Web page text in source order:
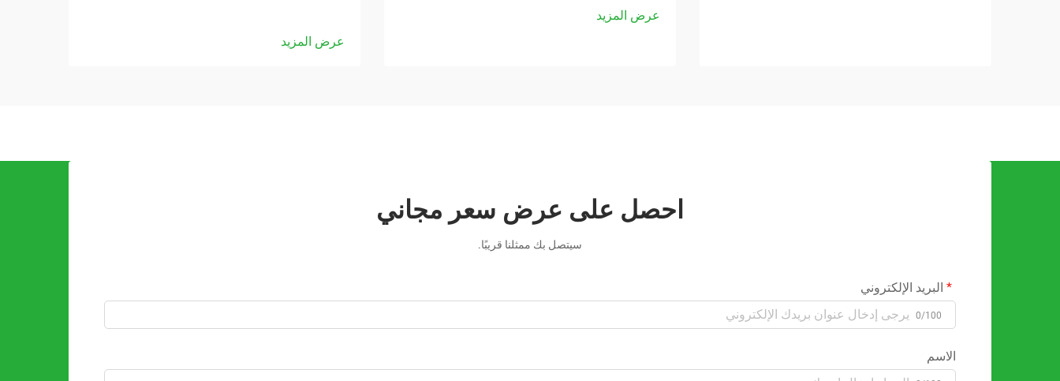
عرض المزيد
عرض المزيد
احصل على عرض سعر مجاني
سيتصل بك ممثلنا قريبًا.
البريد الإلكتروني
0/100
الاسم